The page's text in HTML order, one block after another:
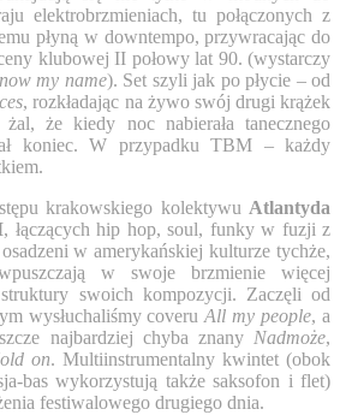
elektrobrzmieniach, tu połączonych z
płyną w downtempo, przywracając do
klubowej II połowy lat 90. (wystarczy
my name). Set szyli jak po płycie – od
, rozkładając na żywo swój drugi krążek
że kiedy noc nabierała tanecznego
koniec. W przypadku TBM – każdy
krakowskiego kolektywu Atlantyda
, łączących hip hop, soul, funky w fuzji z
w amerykańskiej kulturze tychże,
w swoje brzmienie więcej
swoich kompozycji. Zaczęli od
wysłuchaliśmy coveruAll my people, a
najbardziej chyba znany Nadmoże,
on. Multiinstrumentalny kwintet (obok
bas wykorzystują także saksofon i flet)
festiwalowego drugiego dnia.